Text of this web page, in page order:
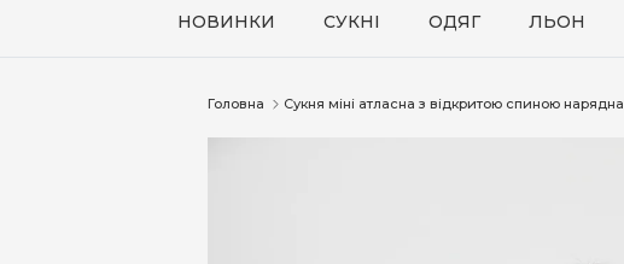
НОВИНКИ СУКНІ ОДЯГ ЛЬОН
Головна Сукня міні атласна з відкритою спиною нарядна